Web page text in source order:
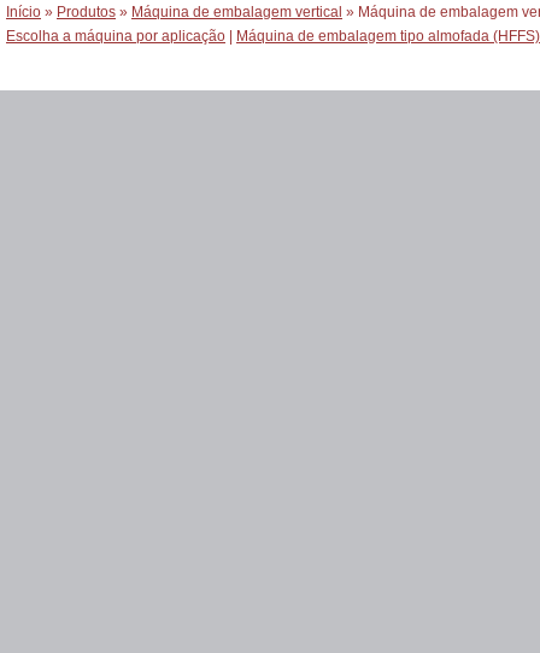
Início » Produtos » Máquina de embalagem vertical » Máquina de embalagem
Escolha a máquina por aplicação
Máquina de embalagem tipo almofada (HFFS)